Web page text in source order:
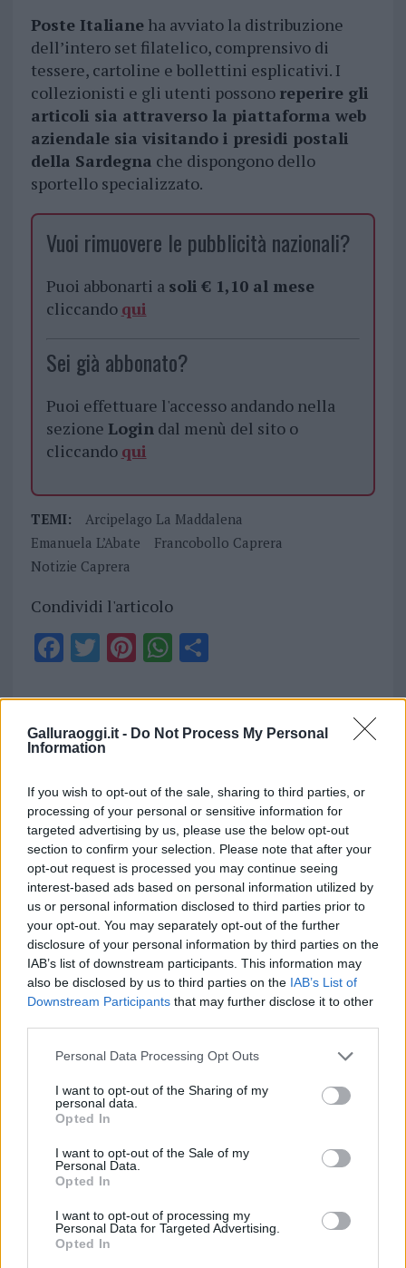
Galluraoggi.it - Do Not Process My Personal
Information
If you wish to opt-out of the sale, sharing to third parties, or
processing of your personal or sensitive information for
targeted advertising by us, please use the below opt-out
section to confirm your selection. Please note that after your
opt-out request is processed you may continue seeing
interest-based ads based on personal information utilized by
us or personal information disclosed to third parties prior to
your opt-out. You may separately opt-out of the further
disclosure of your personal information by third parties on the
IAB’s list of downstream participants. This information may
also be disclosed by us to third parties on the IAB’s List of
Downstream Participants that may further disclose it to other
Please note that this website/app uses one or more Google
not limited to your visit or usage behaviour. You may click to
grant or deny consent to Google and its third-party tags to
use your data for below specified purposes in below Google
consent section.
Personal Data Processing Opt Outs
I want to opt-out of the Sharing of my
personal data.
Opted In
I want to opt-out of the Sale of my
Personal Data.
Opted In
I want to opt-out of processing my
Personal Data for Targeted Advertising.
Opted In
Poste Italianeha avviato la distribuzione
dell’intero set filatelico, comprensivo di
tessere, cartoline e bollettini esplicativi. I
collezionisti e gli utenti possono reperire gli
articoli sia attraverso la piattaforma web
aziendale sia visitando i presidi postali
della Sardegna che dispongono dello
sportello specializzato.
Vuoi rimuovere le pubblicità nazionali?
Puoi abbonarti a soli € 1,10 al mese
cliccando qui
Sei già abbonato?
Puoi effettuare l'accesso andando nella
sezione Logindal menù del sito o
cliccando qui
TEMI:
Arcipelago La Maddalena
Emanuela L’Abate
Francobollo Caprera
Notizie Caprera
Condividi l'articolo
F
ce
b
o
o
k
T
it
te
r
Pi
te
re
W
at
s
p
p
S
a
re
Prossimo articolo
NOTIZIE RECENTI
Incendi, a San Pasquale arriva il Campo Base:
l’inaugurazione
Andrea Mura conquista Palau: grande
partecipazione per il suo racconto
Calangianus, allarme sul centro accoglienza
Gallura, finti clienti svuotano le suite: furto da
50mila nel resort
Meteo Olbia 7 agosto, sole e caldo tornano
protagonisti
Test tunnel Olbia: rampe chiuse ancora fino a